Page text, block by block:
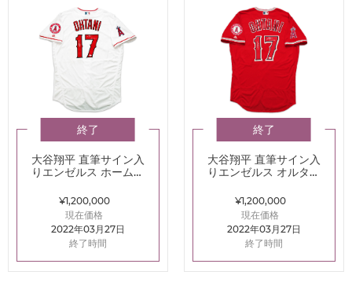
終了
大谷翔平 直筆サイン入
りエンゼルス ホームユ
字＆インスクリプショ
ン
¥1,200,000
現在価格
2022年03月27日
終了時間
終了
大谷翔平 直筆サイン入
りエンゼルス オルタネ
TOPPS 漢字＆インス
クリプション
¥1,200,000
現在価格
2022年03月27日
終了時間